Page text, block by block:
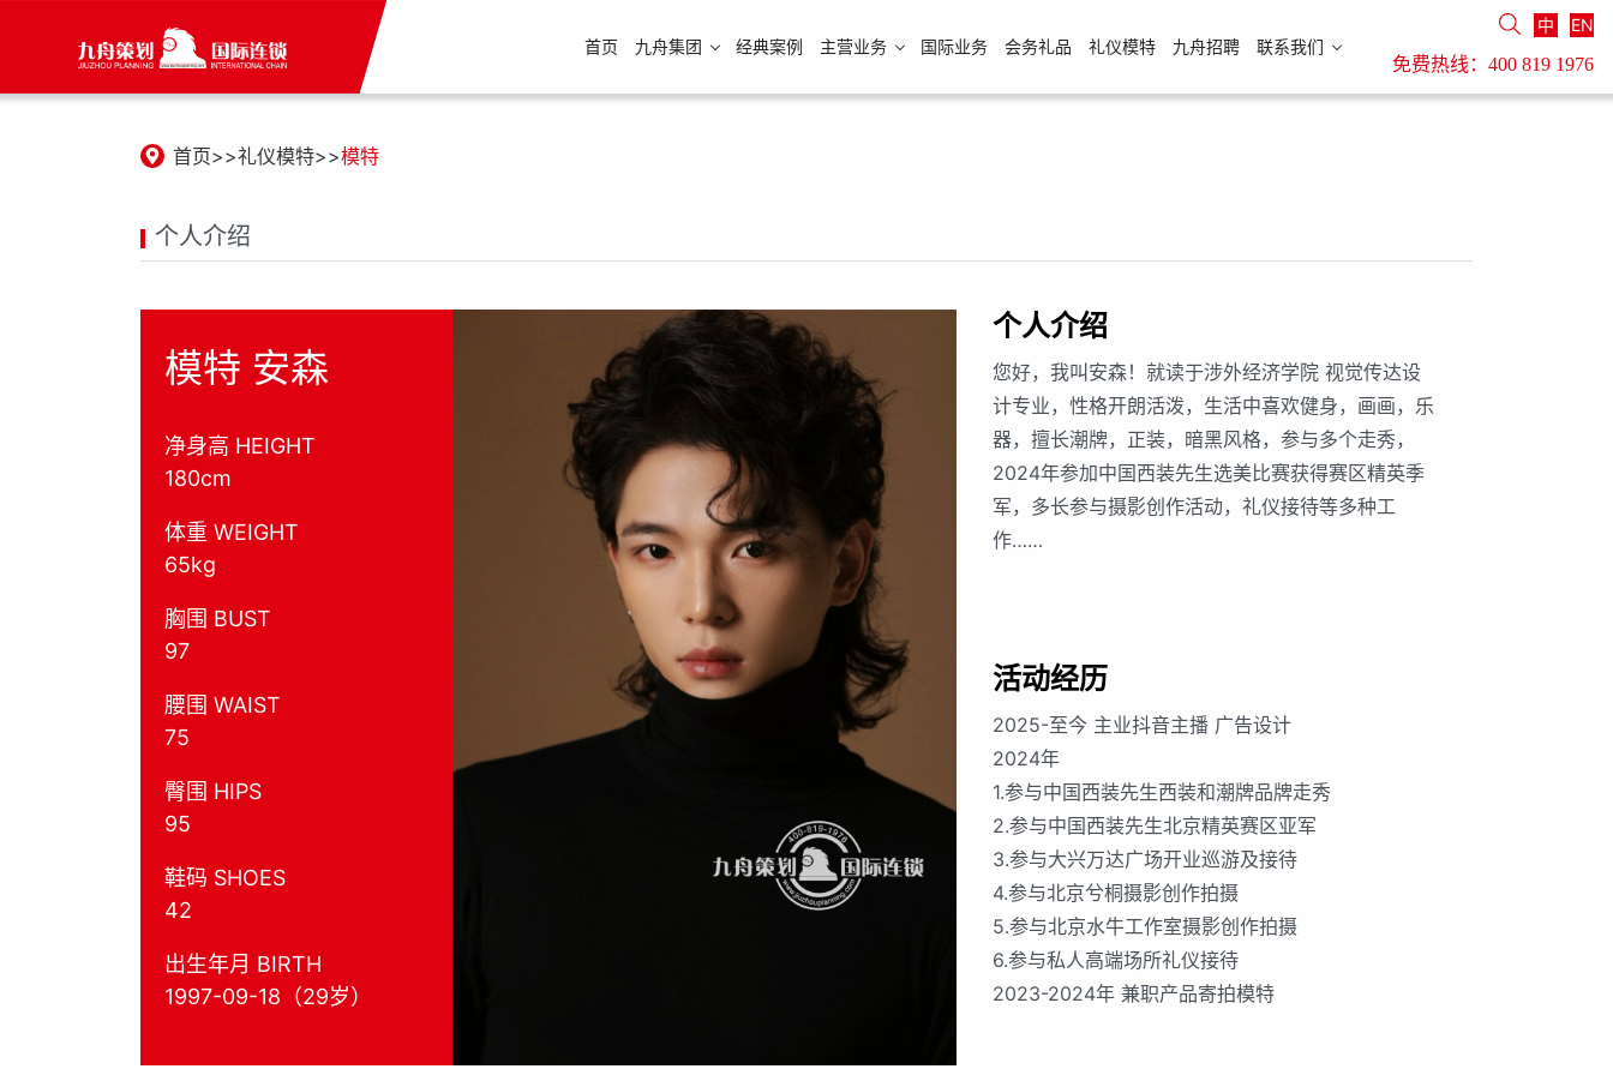
首页 九舟集团 经典案例 主营业务 国际业务 会务礼品 礼仪模特 九舟招聘 联系我们
中 EN
免费热线： 400 819 1976
首页 礼仪模特 模特
个人介绍
模特 安森
净身高 HEIGHT
180cm
体重 WEIGHT
65kg
胸围 BUST
97
腰围 WAIST
75
臀围 HIPS
95
鞋码 SHOES
42
出生年月 BIRTH
1997-09-18（29岁）
个人介绍
您好，我叫安森！就读于涉外经济学院 视觉传达设
计专业，性格开朗活泼，生活中喜欢健身，画画，乐
器，擅长潮牌，正装，暗黑风格，参与多个走秀，
2024年参加中国西装先生选美比赛获得赛区精英季
军，多长参与摄影创作活动，礼仪接待等多种工
作……
活动经历
2025-至今 主业抖音主播 广告设计
2024年
1.参与中国西装先生西装和潮牌品牌走秀
2.参与中国西装先生北京精英赛区亚军
3.参与大兴万达广场开业巡游及接待
4.参与北京兮桐摄影创作拍摄
5.参与北京水牛工作室摄影创作拍摄
6.参与私人高端场所礼仪接待
2023-2024年 兼职产品寄拍模特